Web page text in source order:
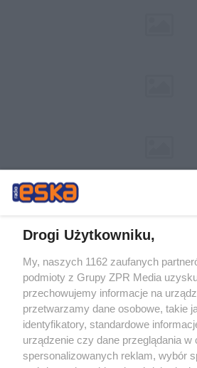
Żaden utwór zamieszczony w serwisie nie
rozpowszechniany lub dalej
tym także elektroniczny lub mechaniczny) na
eksploatacji w jakiejkolwiek formie, włącznie
Internecie bez pisemnej zgody właściciela
wykorzystanie utworów w całości lub w
tzn. bez właściwej zgody, jest zabronione
ścigane prawnie.
Drogi Użytkowniku,
My, naszych 1162 zaufanych
podmioty z Grupy ZPR Media
przechowujemy informacje na
przetwarzamy dane osobowe, takie
identyfikatory, standardowe
urządzenie czy dane przeglądania w
spersonalizowanych reklam, wybór